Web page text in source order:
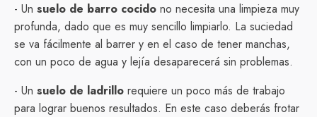
- Un suelo de barro cocido no necesita una limpieza muy
profunda, dado que es muy sencillo limpiarlo. La suciedad
se va fácilmente al barrer y en el caso de tener manchas,
con un poco de agua y lejía desaparecerá sin problemas.
- Un suelo de ladrillo requiere un poco más de trabajo
para lograr buenos resultados. En este caso deberás frotar